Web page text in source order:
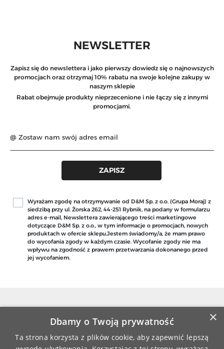
NEWSLETTER
Zapisz się do newslettera i jako pierwszy dowiedz się o najnowszych
promocjach oraz otrzymaj 10% rabatu na swoje kolejne zakupy w
naszym sklepie
Rabat obejmuje produkty nieprzecenione i nie łączy się z innymi
promocjami.
Wyrażam zgodę na otrzymywanie od D&M Sp. z o.o. (Grupa Moraj) z
siedzibą przy ul. Żorska 262, 44-251 Rybnik, na podany w formularzu
adres e-mail, Newslettera zawierającego treści marketingowe
dotyczące D&M Sp. z o.o., w tym informacje o promocjach, nowych
produktach w ofercie sklepu.Jestem świadomy/a, że mam prawo
do wycofania zgody w każdym czasie. Wycofanie zgody nie ma
wpływu na zgodność z prawem przetwarzania dokonanego przed
jej wycofaniem.
DARMOWA WYSYŁKA
PRZY ZAMÓWIENIU JUŻ OD 149 ZŁ
ZAMÓWIENIA REALIZOWANE
SĄ FIRMĄ KURIERSKĄ
×
Dbamy o Twoją prywatność
Ta strona korzysta z plików cookie, aby zapewnić lepszą